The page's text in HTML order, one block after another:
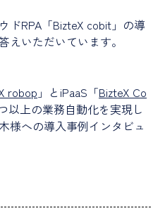
ドRPA「BizteX cobit」の導
えいただいています。
robop 」とiPaaS「BizteX Co
以上の業務自動化を実現し
様への導入事例インタビュ